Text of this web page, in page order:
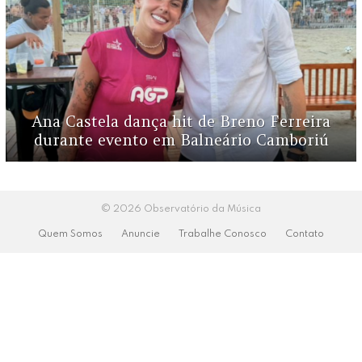
Ana Castela dança hit de Breno Ferreira
durante evento em Balneário Camboriú
© 2026 Observatório da Música
Quem Somos Anuncie Trabalhe Conosco Contato